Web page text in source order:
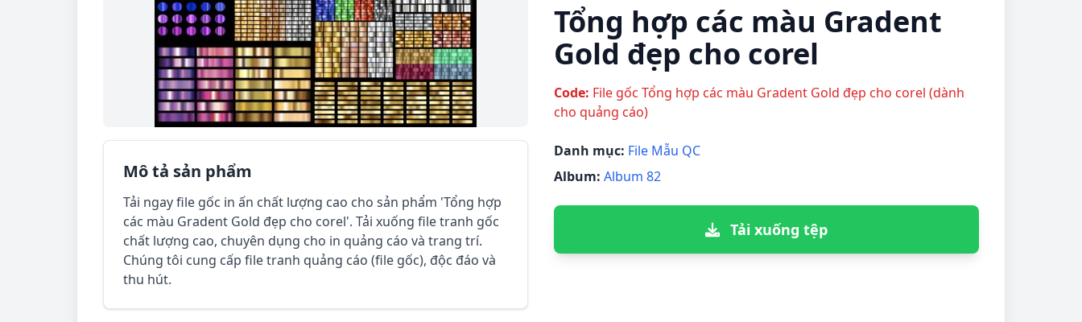
Mô tả sản phẩm
Tải ngay file gốc in ấn chất lượng cao cho sản phẩm 'Tổng hợp
các màu Gradent Gold đẹp cho corel'. Tải xuống file tranh gốc
chất lượng cao, chuyên dụng cho in quảng cáo và trang trí.
Chúng tôi cung cấp file tranh quảng cáo (file gốc), độc đáo và
thu hút.
Tổng hợp các màu Gradent
Gold đẹp cho corel
Code: File gốc Tổng hợp các màu Gradent Gold đẹp cho corel (dành
cho quảng cáo)
Danh mục: File Mẫu QC
Album: Album 82
Tải xuống tệp